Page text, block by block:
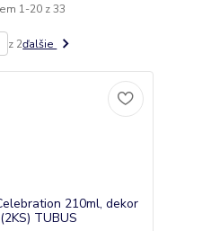
1-20 z 33
z 2ďalšie